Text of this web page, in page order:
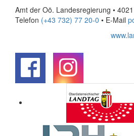
Amt der Oö. Landesregierung •
Telefon (+43 732) 77 20-0 • E-Mail